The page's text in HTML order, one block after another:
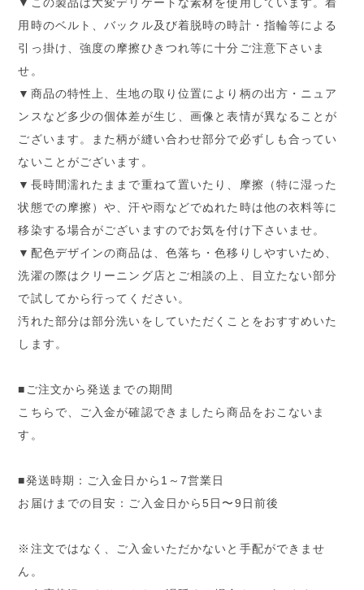
用時のベルト、バックル及び着脱時の時計・指輪等による
引っ掛け、強度の摩擦ひきつれ等に十分ご注意下さいま
せ。
▼商品の特性上、生地の取り位置により柄の出方・ニュア
ンスなど多少の個体差が生じ、画像と表情が異なることが
ございます。また柄が縫い合わせ部分で必ずしも合ってい
ないことがございます。
▼長時間濡れたままで重ねて置いたり、摩擦（特に湿った
状態での摩擦）や、汗や雨などでぬれた時は他の衣料等に
移染する場合がございますのでお気を付け下さいませ。
▼配色デザインの商品は、色落ち・色移りしやすいため、
洗濯の際はクリーニング店とご相談の上、目立たない部分
で試してから行ってください。
汚れた部分は部分洗いをしていただくことをおすすめいた
します。
■ご注文から発送までの期間
こちらで、ご入金が確認できましたら商品をおこないま
す。
■発送時期：ご入金日から1～7営業日
お届けまでの目安：ご入金日から5日〜9日前後
※注文ではなく、ご入金いただかないと手配ができませ
ん。